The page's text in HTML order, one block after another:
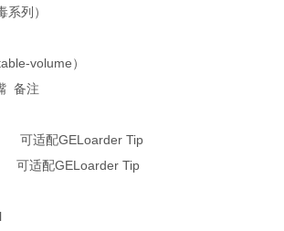
列）
volume）
注
适配GELoarder Tip
适配GELoarder Tip